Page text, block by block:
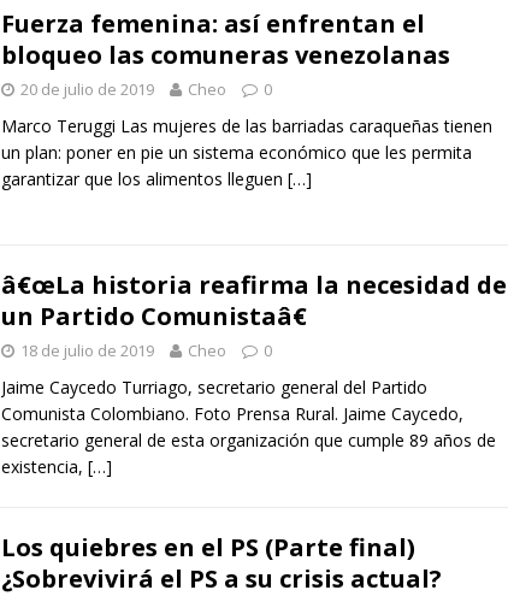
Fuerza femenina: así enfrentan el
bloqueo las comuneras venezolanas
20 de julio de 2019 Cheo 0
Marco Teruggi Las mujeres de las barriadas caraqueñas tienen
un plan: poner en pie un sistema económico que les permita
garantizar que los alimentos lleguen […]
â€œLa historia reafirma la necesidad de
un Partido Comunistaâ€
18 de julio de 2019 Cheo 0
Jaime Caycedo Turriago, secretario general del Partido
Comunista Colombiano. Foto Prensa Rural. Jaime Caycedo,
secretario general de esta organización que cumple 89 años de
existencia, […]
Los quiebres en el PS (Parte final)
¿Sobrevivirá el PS a su crisis actual?